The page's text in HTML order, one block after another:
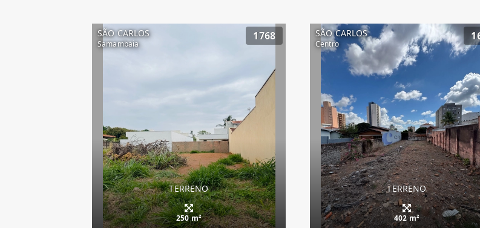
SÃO CARLOS
Samambaia
1768
TERRENO
250 m²
SÃO CARLOS
Centro
TERRENO
402 m²